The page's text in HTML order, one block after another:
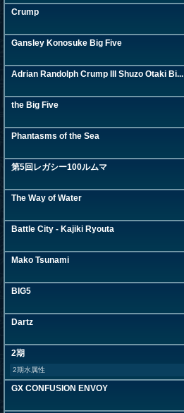
Crump
Gansley Konosuke Big Five
Adrian Randolph Crump III Shuzo Otaki Bi...
the Big Five
Phantasms of the Sea
第5回レガシー100ルムマ
The Way of Water
Battle City - Kajiki Ryouta
Mako Tsunami
BIG5
Dartz
2期
2期水属性
GX CONFUSION ENVOY